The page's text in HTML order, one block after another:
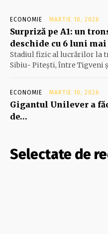
ECONOMIE MARTIE 10, 2026
Surpriză pe A1: un
deschide cu 6 luni
Stadiul fizic al lucrărilor la
Sibiu- Piteşti, între Tigveni
ECONOMIE MARTIE 10, 2026
Gigantul Unilever a
de…
Selectate de